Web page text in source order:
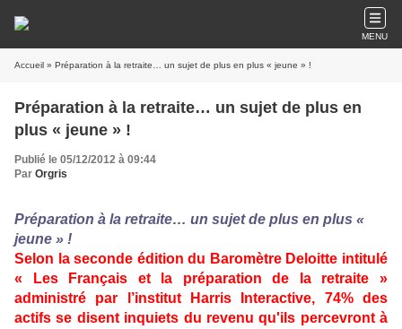
MENU
Accueil » Préparation à la retraite… un sujet de plus en plus « jeune » !
Préparation à la retraite… un sujet de plus en
plus « jeune » !
Publié le 05/12/2012 à 09:44
Par Orgris
Préparation à la retraite… un sujet de plus en plus «
jeune » !
Selon la seconde édition du Baromètre Deloitte intitulé
« Les Français et la préparation de la retraite »
administré par l’institut Harris Interactive, 74% des
actifs se disent inquiets du revenu qu'ils percevront à